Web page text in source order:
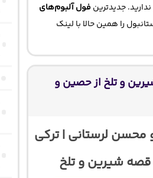
جدیدترینفول آلبوم‌های
را همین حالا با لینک
و تلخ از حصین و
لرستانی | ترکی
قصه شیرین و تلخ